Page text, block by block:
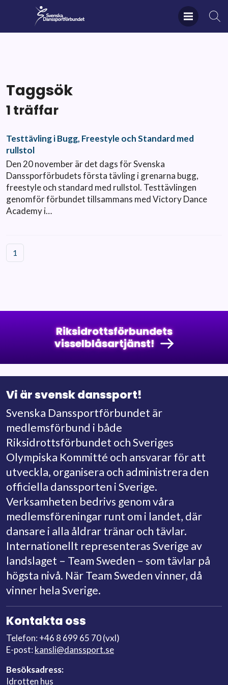
Taggsök
1 träffar
Testtävling i Bugg, Freestyle och Standard med
rullstol
Den 20 november är det dags för Svenska
Danssporförbudets första tävling i grenarna bugg,
freestyle och standard med rullstol. Testtävlingen
genomför förbundet tillsammans med Victory Dance
Academy i…
1
Riksidrottsförbundets
visselblåsartjänst!
Vi är svensk danssport!
Svenska Danssportförbundet är
medlemsförbund i både
Riksidrottsförbundet och Sveriges
Olympiska Kommitté och ansvarar för att
utveckla, organisera och administrera den
officiella danssporten i Sverige.
Verksamheten bedrivs genom våra
medlemsföreningar runt om i landet, där
dansare i alla åldrar tränar och tävlar.
Internationellt representeras Sverige av
landslaget – Team Sweden – som tävlar på
högsta nivå. När Team Sweden vinner, då
vinner hela Sverige.
Kontakta oss
Telefon: +46 8 699 65 70 (vxl)
E-post: kansli@danssport.se
Besöksadress:
Idrotten hus